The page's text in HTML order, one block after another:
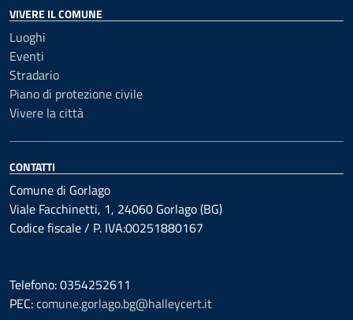
VIVERE IL COMUNE
Luoghi
Eventi
Stradario
Piano di protezione civile
Vivere la città
CONTATTI
Comune di Gorlago
Viale Facchinetti, 1, 24060 Gorlago (BG)
Codice fiscale / P. IVA:00251880167
Telefono: 0354252611
PEC:comune.gorlago.bg@halleycert.it